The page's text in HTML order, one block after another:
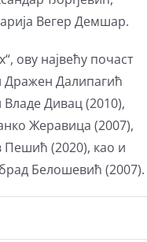
Вегер Демшар.
ову највећу почаст
Далипагић
Дивац (2010),
Жеравица (2007),
Пешић (2020), као и
Белошевић (2007).